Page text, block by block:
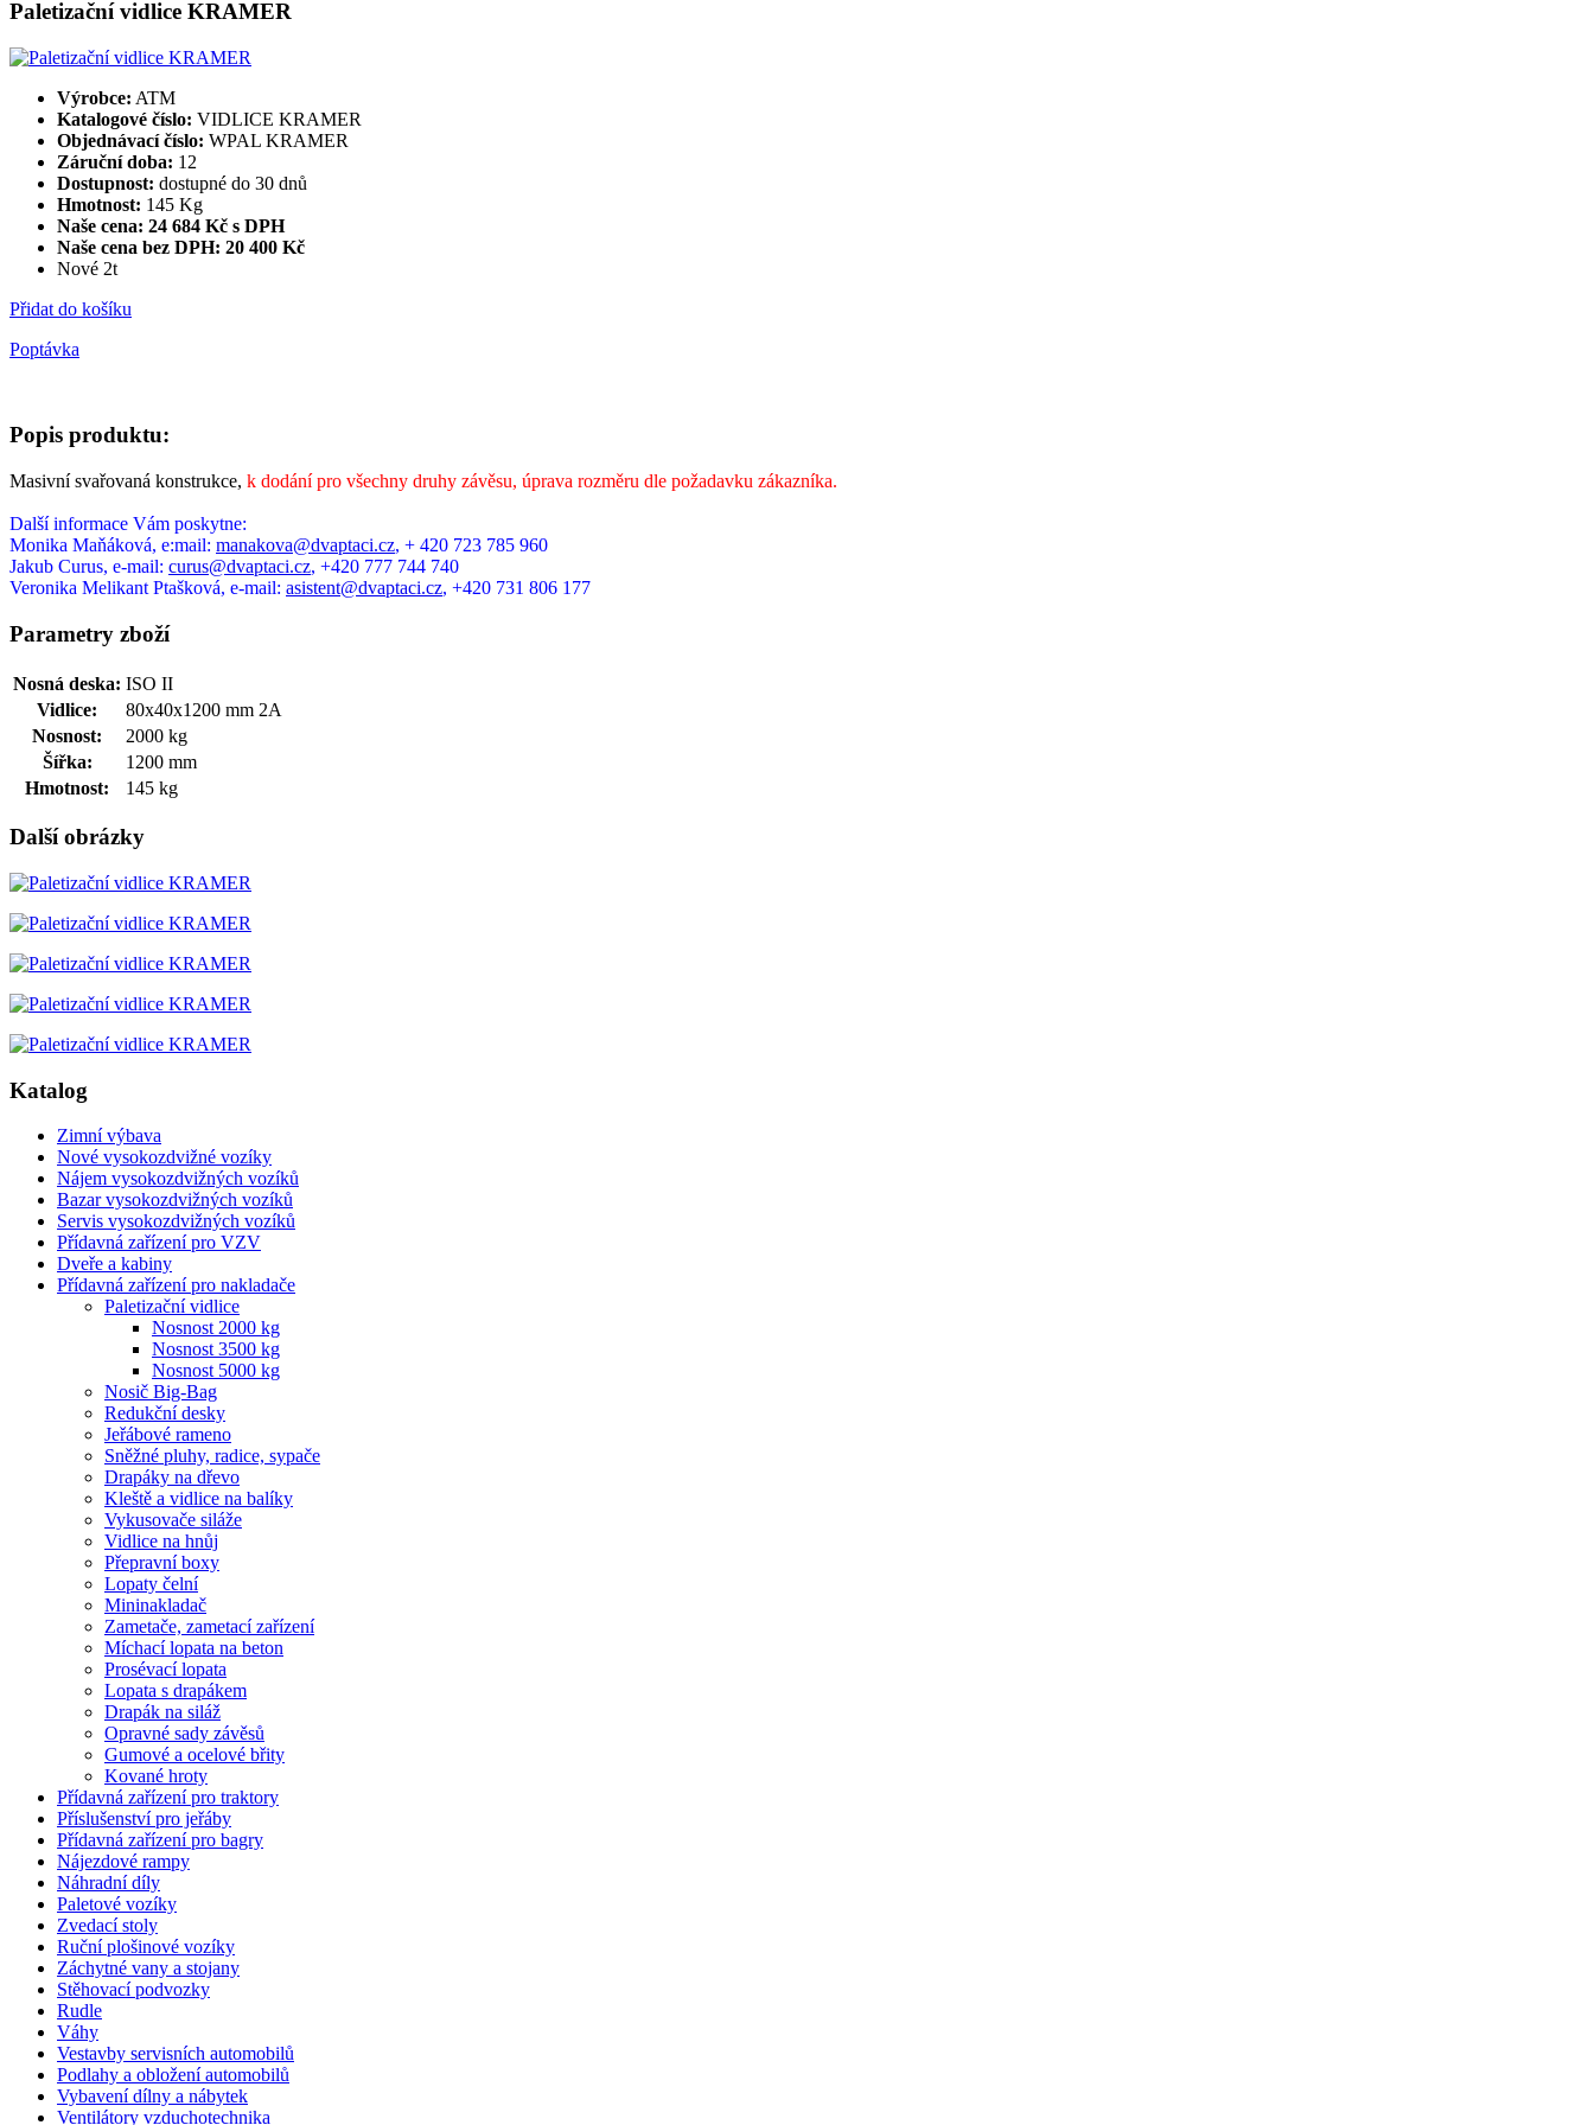
Paletizační vidlice KRAMER
Výrobce: ATM
Katalogové číslo: VIDLICE KRAMER
Objednávací číslo: WPAL KRAMER
Záruční doba: 12
Dostupnost: dostupné do 30 dnů
Hmotnost: 145 Kg
Naše cena: 24 684 Kč s DPH
Naše cena bez DPH: 20 400 Kč
Nové 2t
Přidat do košíku
Poptávka
Popis produktu:
Masivní svařovaná konstrukce, k dodání pro všechny druhy závěsu, úprava rozměru dle požadavku zákazníka.
Další informace Vám poskytne:
Monika Maňáková, e:mail: manakova@dvaptaci.cz, + 420 723 785 960
Jakub Curus, e-mail: curus@dvaptaci.cz, +420 777 744 740
Veronika Melikant Ptašková, e-mail: asistent@dvaptaci.cz, +420 731 806 177
Parametry zboží
Nosná deska: ISO II
Vidlice:
80x40x1200 mm 2A
Nosnost:
2000 kg
Šířka:
1200 mm
Hmotnost:
145 kg
Další obrázky
Katalog
Zimní výbava
Nové vysokozdvižné vozíky
Nájem vysokozdvižných vozíků
Bazar vysokozdvižných vozíků
Servis vysokozdvižných vozíků
Přídavná zařízení pro VZV
Dveře a kabiny
Přídavná zařízení pro nakladače
Paletizační vidlice
Nosnost 2000 kg
Nosnost 3500 kg
Nosnost 5000 kg
Nosič Big-Bag
Redukční desky
Jeřábové rameno
Sněžné pluhy, radice, sypače
Drapáky na dřevo
Kleště a vidlice na balíky
Vykusovače siláže
Vidlice na hnůj
Přepravní boxy
Lopaty čelní
Mininakladač
Zametače, zametací zařízení
Míchací lopata na beton
Prosévací lopata
Lopata s drapákem
Drapák na siláž
Opravné sady závěsů
Gumové a ocelové břity
Kované hroty
Přídavná zařízení pro traktory
Příslušenství pro jeřáby
Přídavná zařízení pro bagry
Nájezdové rampy
Náhradní díly
Paletové vozíky
Zvedací stoly
Ruční plošinové vozíky
Záchytné vany a stojany
Stěhovací podvozky
Rudle
Váhy
Vestavby servisních automobilů
Podlahy a obložení automobilů
Vybavení dílny a nábytek
Ventilátory vzduchotechnika